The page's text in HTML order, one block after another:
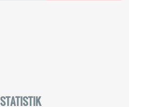
STATISTIK